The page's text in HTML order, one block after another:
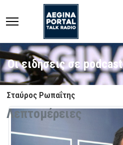
Οι ειδήσεις σε podcast
Σταύρος Ρωπαΐτης
Λεπτομέρειες